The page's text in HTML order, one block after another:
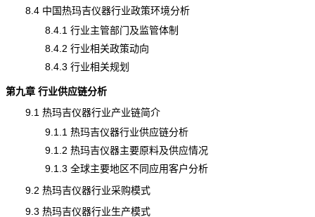
8.4 中国热玛吉仪器行业政策环境分析
8.4.1 行业主管部门及监管体制
8.4.2 行业相关政策动向
8.4.3 行业相关规划
第九章 行业供应链分析
9.1 热玛吉仪器行业产业链简介
9.1.1 热玛吉仪器行业供应链分析
9.1.2 热玛吉仪器主要原料及供应情况
9.1.3 全球主要地区不同应用客户分析
9.2 热玛吉仪器行业采购模式
9.3 热玛吉仪器行业生产模式